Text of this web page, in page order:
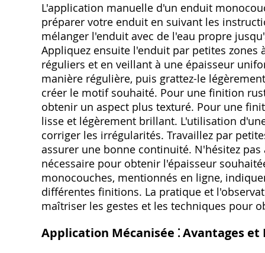
L'application manuelle d'un enduit
préparer votre enduit en suivant les
mélanger l'enduit avec de l'eau propre
Appliquez ensuite l'enduit par petites
réguliers et en veillant à une épaisseur
manière régulière, puis grattez-le
créer le motif souhaité. Pour une finition
obtenir un aspect plus texturé. Pour une
lisse et légèrement brillant. L'utilisation
corriger les irrégularités. Travaillez par
assurer une bonne continuité. N'hésitez
nécessaire pour obtenir l'épaisseur
monocouches, mentionnés en ligne,
différentes finitions. La pratique et
maîtriser les gestes et les techniques pour
Application Mécanisée ⁚ Avantages